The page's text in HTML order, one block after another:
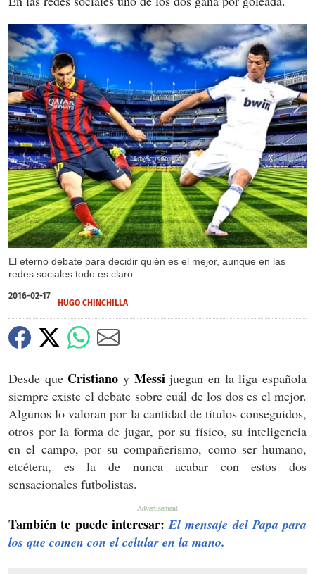
El eterno debate para decidir quién es el mejor, aunque en las
redes sociales todo es claro.
X
X
X
X
2016-02-17
HUGO CHINCHILLA
Desde que Cristiano y Messijuegan en la liga española
siempre existe el debate sobre cuál de los dos es el mejor.
Algunos lo valoran por la cantidad de títulos conseguidos,
otros por la forma de jugar, por su físico, su inteligencia
en el campo, por su compañerismo, como ser humano,
etcétera, es la de nunca acabar con estos dos
sensacionales futbolistas.
También te puede interesar:El mensaje del Papa para
los que comen con el celular en la mano.